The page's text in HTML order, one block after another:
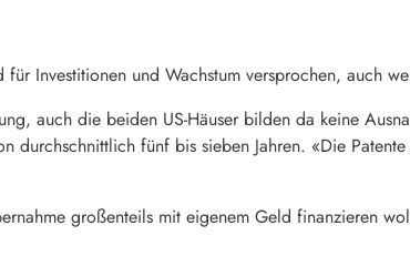
Investitionen und Wachstum versprochen, auch
auch die beiden US-Häuser bilden da keine
durchschnittlich fünf bis sieben Jahren. «Die
großenteils mit eigenem Geld finanzieren